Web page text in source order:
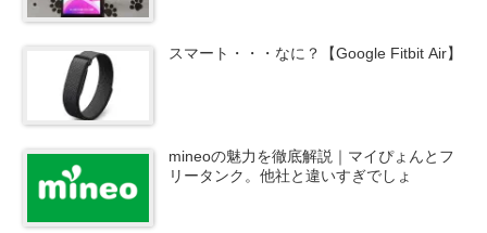
スマート・・・なに？【Google Fitbit Air】
mineoの魅力を徹底解説｜マイぴょんとフ
リータンク。他社と違いすぎでしょ